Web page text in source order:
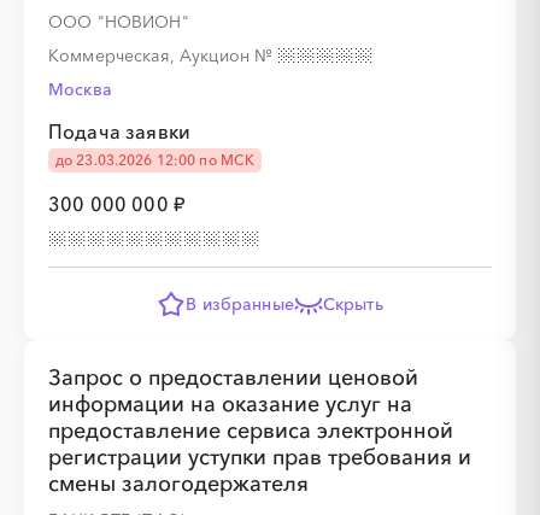
ООО "НОВИОН"
Коммерческая, Аукцион №
Москва
Подача заявки
до 23.03.2026 12:00 по МСК
300 000 000 ₽
В избранные Скрыть
Запрос о предоставлении ценовой
информации на оказание услуг на
предоставление сервиса электронной
регистрации уступки прав требования и
смены залогодержателя